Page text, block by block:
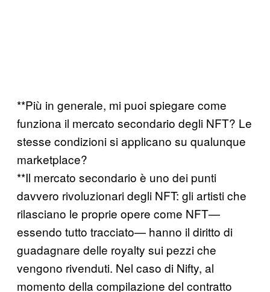
**Più in generale, mi puoi spiegare come
funziona il mercato secondario degli NFT? Le
stesse condizioni si applicano su qualunque
marketplace?
**Il mercato secondario è uno dei punti
davvero rivoluzionari degli NFT: gli artisti che
rilasciano le proprie opere come NFT—
essendo tutto tracciato— hanno il diritto di
guadagnare delle royalty sui pezzi che
vengono rivenduti. Nel caso di Nifty, al
momento della compilazione del contratto